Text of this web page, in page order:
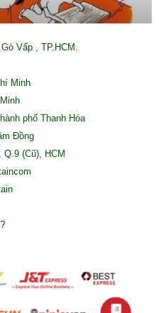
Vấp , TP.HCM.
Minh
phố Thanh Hóa
Đồng
(Cũ), HCM